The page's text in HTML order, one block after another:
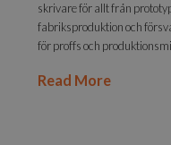
skrivare för allt från
fabriksproduktion och
för proffs och
Read More